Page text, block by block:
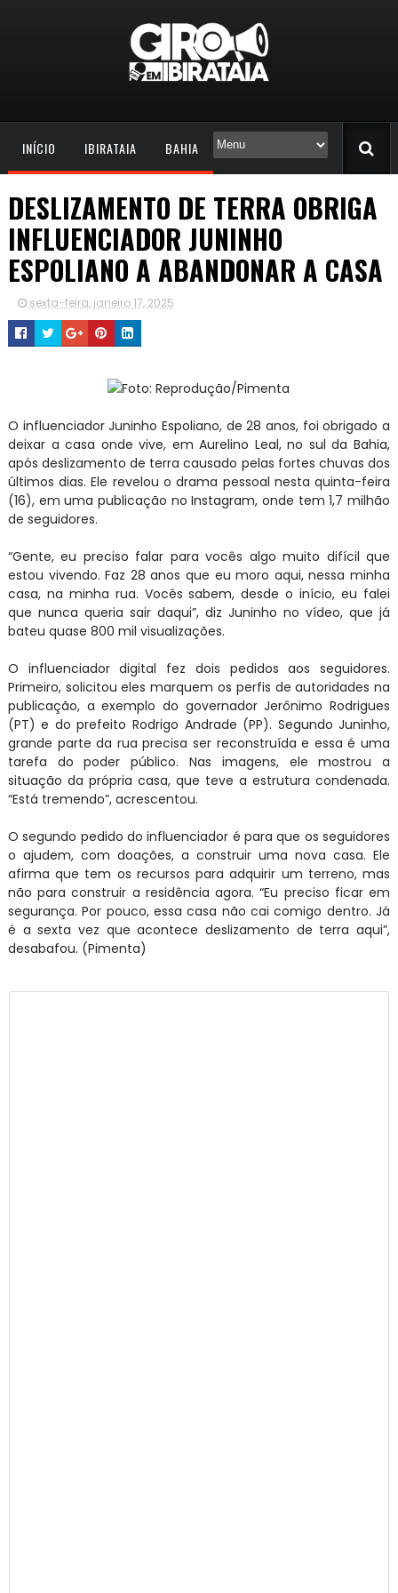
INÍCIO IBIRATAIA BAHIA
DESLIZAMENTO DE TERRA OBRIGA
INFLUENCIADOR JUNINHO
ESPOLIANO A ABANDONAR A CASA
sexta-feira, janeiro 17, 2025
Foto: Reprodução/Pimenta
O influenciador Juninho Espoliano, de 28 anos, foi obrigado a
deixar a casa onde vive, em Aurelino Leal, no sul da Bahia,
após deslizamento de terra causado pelas fortes chuvas dos
últimos dias. Ele revelou o drama pessoal nesta quinta-feira
(16), em uma publicação no Instagram, onde tem 1,7 milhão
de seguidores.
“Gente, eu preciso falar para vocês algo muito difícil que
estou vivendo. Faz 28 anos que eu moro aqui, nessa minha
casa, na minha rua. Vocês sabem, desde o início, eu falei
que nunca queria sair daqui”, diz Juninho no vídeo, que já
bateu quase 800 mil visualizações.
O influenciador digital fez dois pedidos aos seguidores.
Primeiro, solicitou eles marquem os perfis de autoridades na
publicação, a exemplo do governador Jerônimo Rodrigues
(PT) e do prefeito Rodrigo Andrade (PP). Segundo Juninho,
grande parte da rua precisa ser reconstruída e essa é uma
tarefa do poder público. Nas imagens, ele mostrou a
situação da própria casa, que teve a estrutura condenada.
“Está tremendo”, acrescentou.
O segundo pedido do influenciador é para que os seguidores
o ajudem, com doações, a construir uma nova casa. Ele
afirma que tem os recursos para adquirir um terreno, mas
não para construir a residência agora. “Eu preciso ficar em
segurança. Por pouco, essa casa não cai comigo dentro. Já
é a sexta vez que acontece deslizamento de terra aqui”,
desabafou. (Pimenta)